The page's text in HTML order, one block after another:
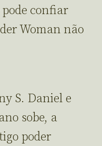
pode confiar
Woman não
S. Daniel e
sobe, a
poder